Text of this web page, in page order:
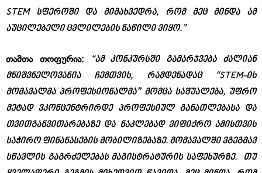
STEM სფეროში და მიმახვედრა, რომ მეც მინდა ამ
აუცილებელი ცვლილების ნაწილი ვიყო.”
თამთა თოფურია: “ამ კონკურსში გამარჯვება ძალიან
მნიშვნელოვანია ჩემთვის, რამდენადაც “STEM-ის
მომავალმა პროფესიონალმა” მომცა საშუალება, უფრო
მეტად ვკონცენტრირდე პროფესიულ განათლებასა და
თვითგანვითარებაზე და ნაკლებად ვიფიქრო ამისთვის
საჭირო ფინანასების მობილიზებაზე. მომავალში ვგეგმავ
სწავლის გაგრძელებას მაგისტრატურის საფეხურზე. თუ